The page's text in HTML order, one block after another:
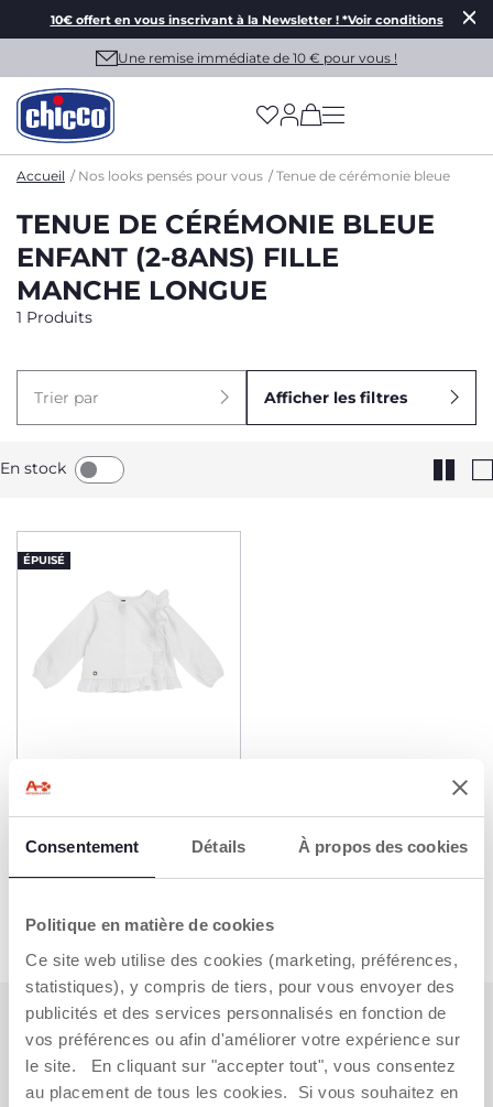
Consentement Détails À propos des cookies
Politique en matière de cookies
Ce site web utilise des cookies (marketing, préférences,
statistiques), y compris de tiers, pour vous envoyer des
publicités et des services personnalisés en fonction de
vos préférences ou afin d'améliorer votre expérience sur
le site. En cliquant sur "accepter tout", vous consentez
au placement de tous les cookies. Si vous souhaitez en
10€ offert en vous inscrivant à la Newsletter ! *Voir conditions
Une remise immédiate de 10 € pour vous !
(has more options
Accueil Nos looks pensés pour vous Tenue de cérémonie bleue
TENUE DE CÉRÉMONIE BLEUE
ENFANT (2-8ANS) FILLE
MANCHE LONGUE
1 Produits
Trier par Afficher les filtres
En stock
ÉPUISÉ
T-shirt manches longues
S'ABONNER À LA NEWSLETTER
Immédiatement pour vous un bon de 10 € à
dépenser en ligne.